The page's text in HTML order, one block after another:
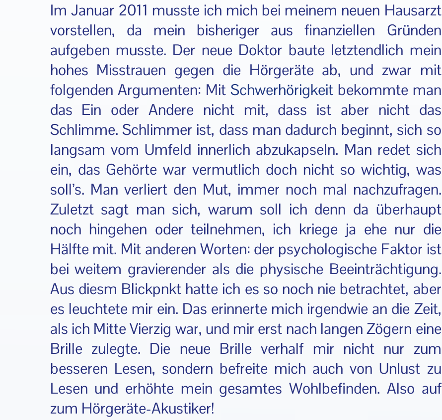
Im Januar 2011 musste ich mich bei meinem neuen Hausarzt
vorstellen, da mein bisheriger aus finanziellen Gründen
aufgeben musste. Der neue Doktor baute letztendlich mein
hohes Misstrauen gegen die Hörgeräte ab, und zwar mit
folgenden Argumenten: Mit Schwerhörigkeitbekommte man
das Ein oder Andere nicht mit, dass ist aber nicht das
Schlimme. Schlimmer ist, dass man dadurch beginnt, sich so
langsam vom Umfeld innerlich abzukapseln. Man redet sich
ein, das Gehörte war vermutlich doch nicht so wichtig, was
soll’s. Man verliert den Mut, immer noch mal nachzufragen.
Zuletzt sagt man sich, warum soll ich denn da überhaupt
noch hingehen oder teilnehmen, ich kriege ja ehe nur die
Hälfte mit. Mit anderen Worten: der psychologische Faktor ist
bei weitem gravierender als die physische Beeinträchtigung.
Aus diesm Blickpnkt hatte ich es so noch nie betrachtet, aber
es leuchtete mir ein. Das erinnerte mich irgendwie an die Zeit,
als ich Mitte Vierzig war, und mir erst nach langen Zögern eine
Brille zulegte. Die neue Brille verhalf mir nicht nur zum
besseren Lesen, sondern befreite mich auch von Unlust zu
Lesen und erhöhte mein gesamtes Wohlbefinden. Also auf
zum Hörgeräte-Akustiker!